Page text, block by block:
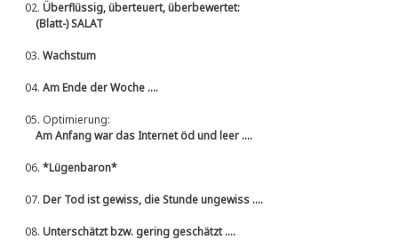
02.Überflüssig, überteuert, überbewertet:
(Blatt-) SALAT
03.Wachstum
04.Am Ende der Woche ....
05. Optimierung:
Am Anfang war das Internet öd und leer ....
06.*Lügenbaron*
07.Der Tod ist gewiss, die Stunde ungewiss ....
08.Unterschätzt bzw. gering geschätzt ....